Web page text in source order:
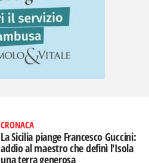
CRONACA
La Sicilia piange Francesco Guccini:
addio al maestro che definì l'Isola
una terra generosa